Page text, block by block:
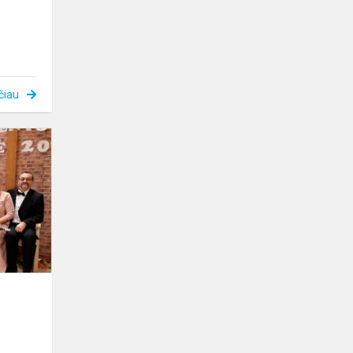
Rudens
šventė
Dauguose